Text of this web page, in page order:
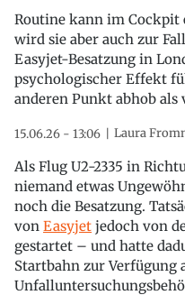
Routine kann im Cockpit
wird sie aber auch zur
Easyjet-Besatzung in
psychologischer Effekt
anderen Punkt abhob als
15.06.26 - 13:06 Laura
Als Flug U2-2335 in
niemand etwas
noch die Besatzung.
von Easyjet jedoch von
gestartet – und hatte
Startbahn zur Verfügung